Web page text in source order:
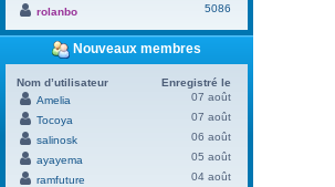
rolanbo
5086
Nouveaux membres
Nom d’utilisateur
Enregistré le
Amelia
07 août
Tocoya
07 août
salinosk
06 août
ayayema
05 août
ramfuture
04 août